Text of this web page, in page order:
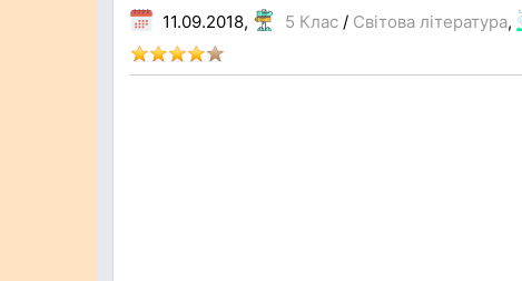
11.09.2018, 5 Клас / Світова література,